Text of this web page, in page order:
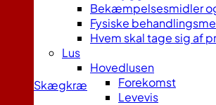
Skægkræ
Bekæmpelsesmidler
Fysiske
Hvem skal tage sig af
Lus
Hovedlusen
Forekomst
Levevis